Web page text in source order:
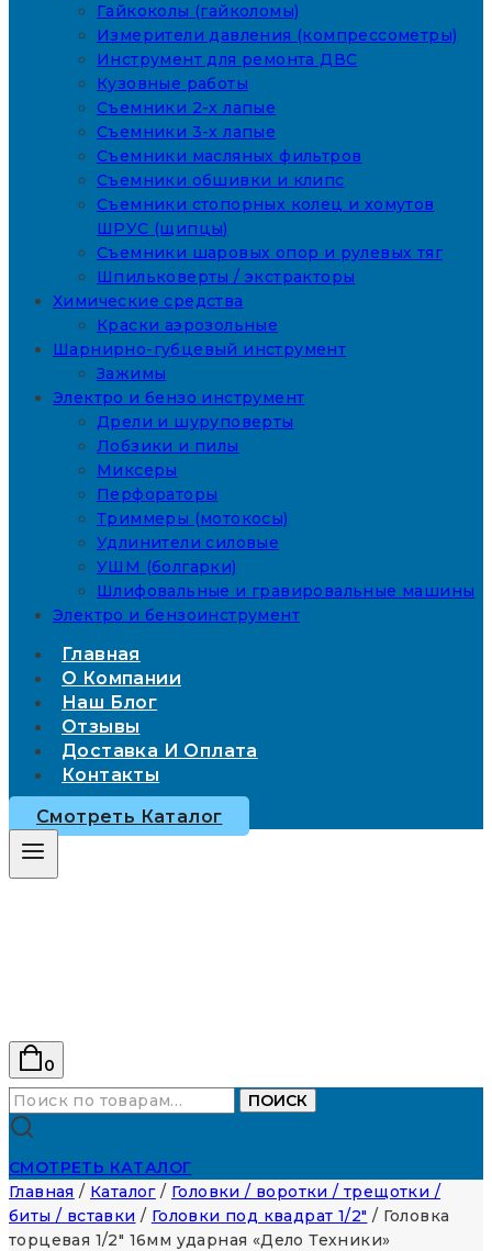
Гайкоколы (гайколомы)
Измерители давления (компрессометры)
Инструмент для ремонта ДВС
Кузовные работы
Съемники 2-х лапые
Съемники 3-х лапые
Съемники масляных фильтров
Съемники обшивки и клипс
Съемники стопорных колец и хомутов
ШРУС (щипцы)
Съемники шаровых опор и рулевых тяг
Шпильковерты / экстракторы
Химические средства
Краски аэрозольные
Шарнирно-губцевый инструмент
Зажимы
Электро и бензо инструмент
Дрели и шуруповерты
Лобзики и пилы
Миксеры
Перфораторы
Триммеры (мотокосы)
Удлинители силовые
УШМ (болгарки)
Шлифовальные и гравировальные машины
Электро и бензоинструмент
Главная
О Компании
Наш Блог
Отзывы
Доставка И Оплата
Контакты
Смотреть Каталог
0
Искать:
ПОИСК
СМОТРЕТЬ КАТАЛОГ
Главная / Каталог / Головки / воротки / трещотки /
биты / вставки / Головки под квадрат 1/2" / Головка
торцевая 1/2″ 16мм ударная «Дело Техники»